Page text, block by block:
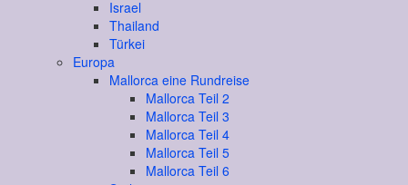
Israel
Thailand
Türkei
Europa
Mallorca eine Rundreise
Mallorca Teil 2
Mallorca Teil 3
Mallorca Teil 4
Mallorca Teil 5
Mallorca Teil 6